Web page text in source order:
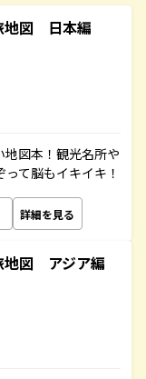
地図 日本編
地図本！観光名所や
て脳もイキイキ！
詳細を見る
図 アジア編